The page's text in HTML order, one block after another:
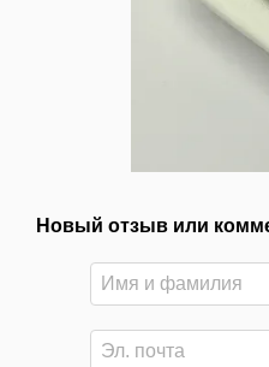
Новый отзыв или